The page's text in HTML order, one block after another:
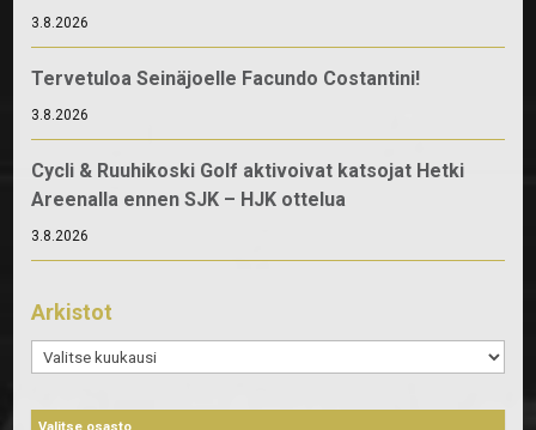
3.8.2026
Tervetuloa Seinäjoelle Facundo Costantini!
3.8.2026
Cycli & Ruuhikoski Golf aktivoivat katsojat Hetki
Areenalla ennen SJK – HJK ottelua
3.8.2026
Arkistot
Arkistot